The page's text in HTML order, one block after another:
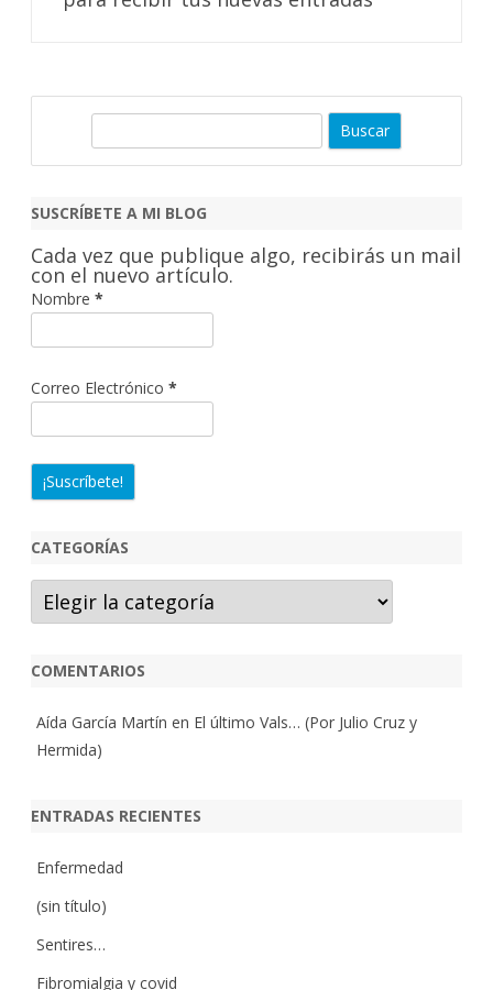
c
r
SUSCRÍBETE A MI BLOG
Cada vez que publique algo, recibirás un mail
con el nuevo artículo.
Nombre *
Correo Electrónico *
CATEGORÍAS
Categorías
COMENTARIOS
Aída García Martín en El último Vals… (Por Julio Cruz y
Hermida)
ENTRADAS RECIENTES
Enfermedad
(sin título)
Sentires…
Fibromialgia y covid